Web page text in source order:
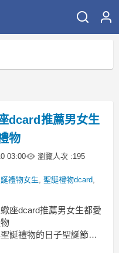
dcard推薦男女生
物
03:00 瀏覽人次 :195
禮物女生,聖誕禮物dcard,
座dcard推薦男女生都愛
誕禮物的日子聖誕節禮